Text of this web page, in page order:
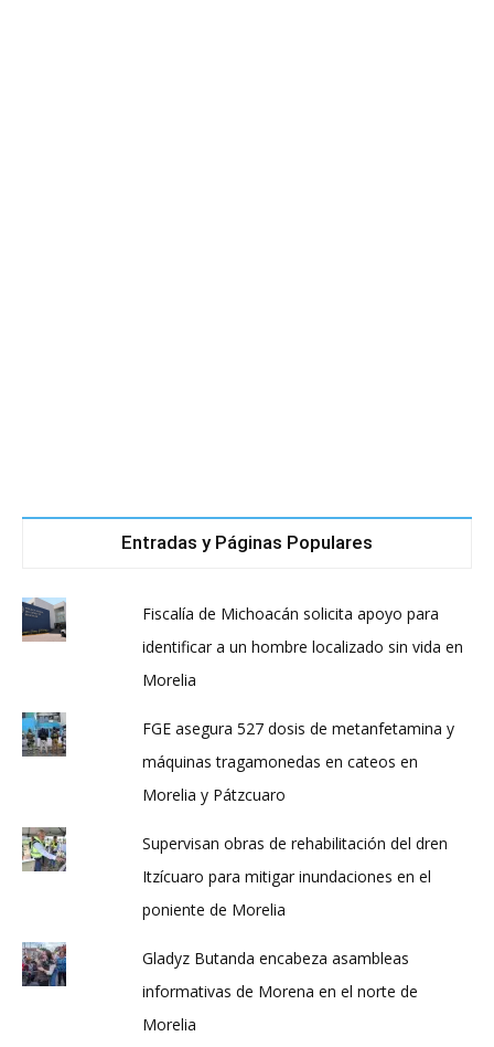
Entradas y Páginas Populares
Fiscalía de Michoacán solicita apoyo para
identificar a un hombre localizado sin vida en
Morelia
FGE asegura 527 dosis de metanfetamina y
máquinas tragamonedas en cateos en
Morelia y Pátzcuaro
Supervisan obras de rehabilitación del dren
Itzícuaro para mitigar inundaciones en el
poniente de Morelia
Gladyz Butanda encabeza asambleas
informativas de Morena en el norte de
Morelia